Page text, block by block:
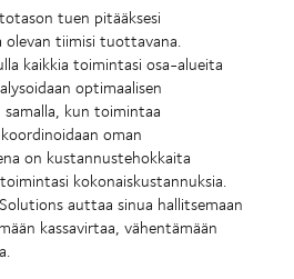
tuen pitääksesi
olevan tiimisi tuottavana.
kaikkia toimintasi osa-alueita
optimaalisen
kun toimintaa
oman
on kustannustehokkaita
kokonaiskustannuksia.
auttaa sinua hallitsemaan
kassavirtaa, vähentämään